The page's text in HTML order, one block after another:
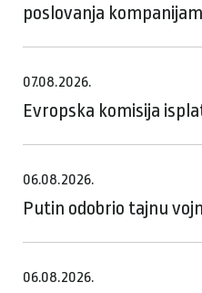
poslovanja
07.08.2026.
Evropska komisija
06.08.2026.
Putin odobrio tajnu
06.08.2026.